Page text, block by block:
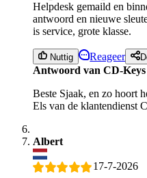
Helpdesk gemaild en
antwoord en nieuwe
is service, grote klasse.
Nuttig Reageer
Antwoord van CD-
Beste Sjaak, en zo hoort
Els van de klantendienst
Albert
17-7-2026